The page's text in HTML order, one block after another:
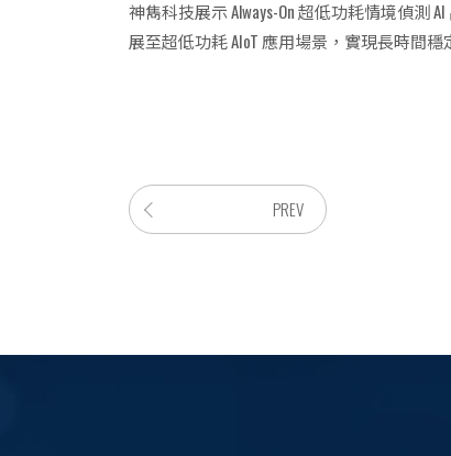
神雋科技展示 Always-On 超低功耗情境偵
展至超低功耗 AIoT 應用場景，實現長時間
PREV